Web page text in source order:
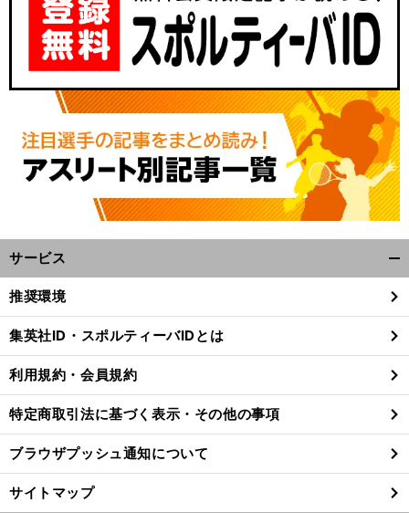
サービス
閉
る
推奨環境
集英社ID・スポルティーバIDとは
利用規約・会員規約
特定商取引法に基づく表示・その他の事項
ブラウザプッシュ通知について
サイトマップ